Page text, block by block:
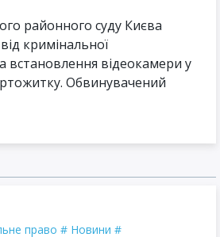
районного суду Києва
кримінальної
встановлення відеокамери у
Обвинувачений
право
Новини